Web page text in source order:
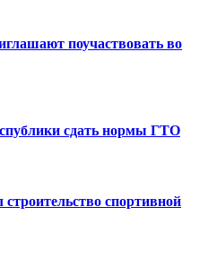
поучаствовать во
сдать нормы ГТО
спортивной